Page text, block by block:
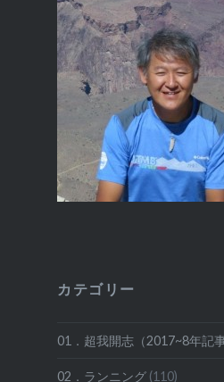
カテゴリー
01．超我開志（2017~8年記事
02．ランニング(110)